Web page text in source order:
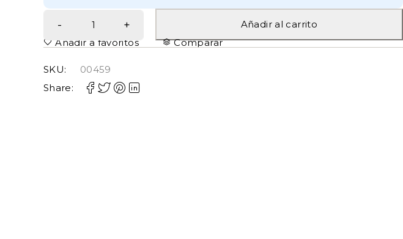
Añadir al carrito
Añadir a favoritos
Comparar
SKU:
00459
Share: